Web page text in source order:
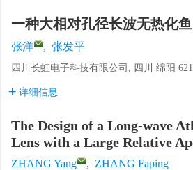
一种大相对孔径长波无热化
张洋 , 张发平
四川长虹电子科技有限公司, 四川 绵阳
详细信息
The Design of a Long-wave
Lens with a Large Relative
ZHANG Yang , ZHANG Faping